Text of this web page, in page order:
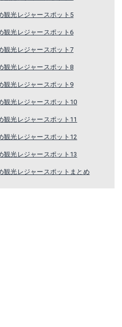
観光レジャースポット5
観光レジャースポット6
観光レジャースポット7
観光レジャースポット8
観光レジャースポット9
観光レジャースポット10
観光レジャースポット11
観光レジャースポット12
観光レジャースポット13
観光レジャースポットまとめ